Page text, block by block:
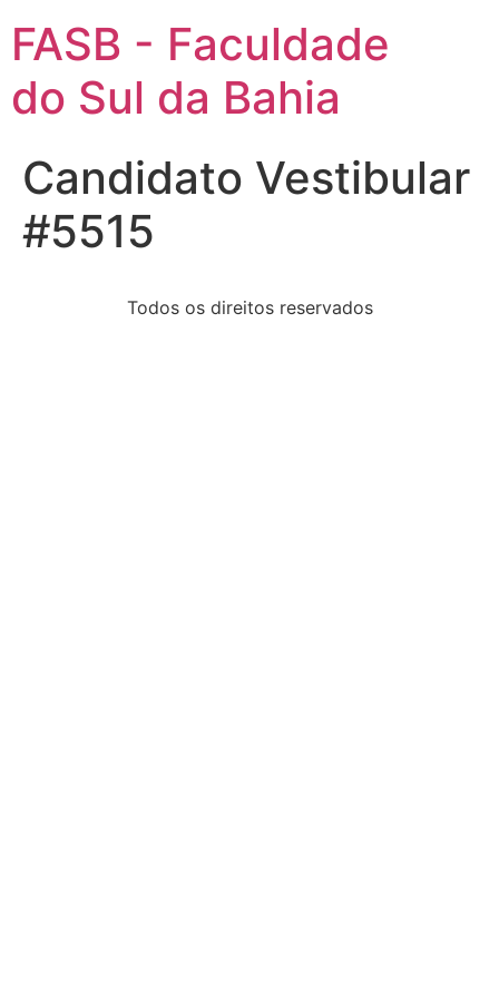
FASB - Faculdade
do Sul da Bahia
Candidato Vestibular
#5515
Todos os direitos reservados